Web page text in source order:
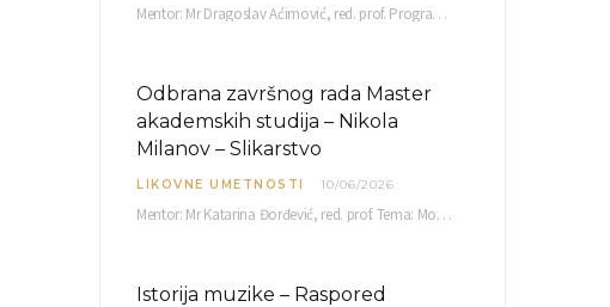
Mentor: Mr Dragoslav Aćimović, red. prof. Program: L. Van Betoven: Sonata op. 31 br. 2 u…
Odbrana završnog rada Master
akademskih studija – Nikola
Milanov – Slikarstvo
LIKOVNE UMETNOSTI 10/06/2026
Mentor: Mr Katarina Đorđević, red. prof. Tema: Monolog emocija Sreda, 17. 06. 2026. u 15:30 sati Sala br. 12 Fakulteta umetnosti u Nišu, Kneginje…
Istorija muzike – Raspored